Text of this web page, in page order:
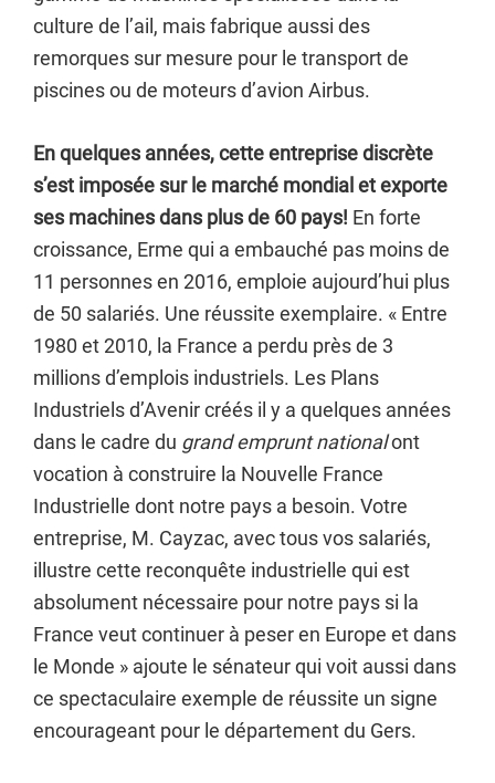
culture de l’ail, mais fabrique aussi des
remorques sur mesure pour le transport de
piscines ou de moteurs d’avion Airbus.
En quelques années, cette entreprise discrète
s’est imposée sur le marché mondial et exporte
ses machines dans plus de 60 pays! En forte
croissance, Erme qui a embauché pas moins de
11 personnes en 2016, emploie aujourd’hui plus
de 50 salariés. Une réussite exemplaire. « Entre
1980 et 2010, la France a perdu près de 3
millions d’emplois industriels. Les Plans
Industriels d’Avenir créés il y a quelques années
dans le cadre du grand emprunt nationalont
vocation à construire la Nouvelle France
Industrielle dont notre pays a besoin. Votre
entreprise, M. Cayzac, avec tous vos salariés,
illustre cette reconquête industrielle qui est
absolument nécessaire pour notre pays si la
France veut continuer à peser en Europe et dans
le Monde » ajoute le sénateur qui voit aussi dans
ce spectaculaire exemple de réussite un signe
encourageant pour le département du Gers.